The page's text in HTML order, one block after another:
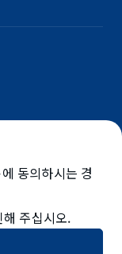
동의하시는 경
해 주십시오.